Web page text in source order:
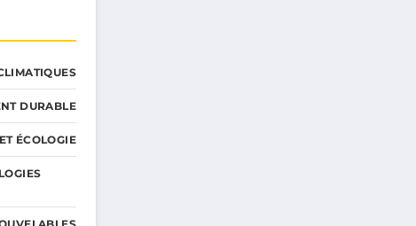
DURABLE
ÉCOLOGIE